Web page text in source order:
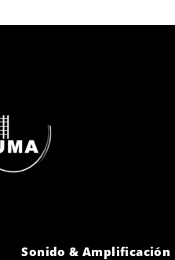
Sonido & Amplificación